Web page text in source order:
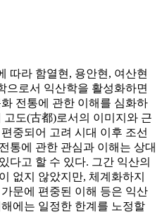
따라 함열현, 용안현, 여산현
으로서 익산학을 활성화하면
전통에 관한 이해를 심화하
도(古都)로서의 이미지와 근
중되어 고려 시대 이후 조선
통에 관한 관심과 이해는 상대
다고 할 수 있다. 그간 익산의
없지 않았지만, 체계화하지
문에 편중된 이해 등은 익산
에는 일정한 한계를 노정할